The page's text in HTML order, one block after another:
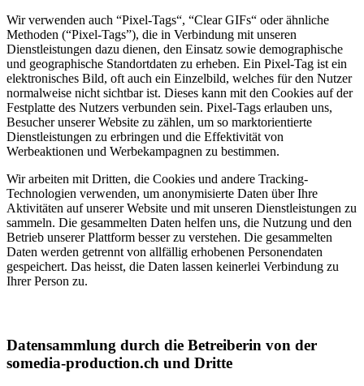
Wir verwenden auch “Pixel-Tags“, “Clear GIFs“ oder ähnliche
Methoden (“Pixel-Tags”), die in Verbindung mit unseren
Dienstleistungen dazu dienen, den Einsatz sowie demographische
und geographische Standortdaten zu erheben. Ein Pixel-Tag ist ein
elektronisches Bild, oft auch ein Einzelbild, welches für den Nutzer
normalweise nicht sichtbar ist. Dieses kann mit den Cookies auf der
Festplatte des Nutzers verbunden sein. Pixel-Tags erlauben uns,
Besucher unserer Website zu zählen, um so marktorientierte
Dienstleistungen zu erbringen und die Effektivität von
Werbeaktionen und Werbekampagnen zu bestimmen.
Wir arbeiten mit Dritten, die Cookies und andere Tracking-
Technologien verwenden, um anonymisierte Daten über Ihre
Aktivitäten auf unserer Website und mit unseren Dienstleistungen zu
sammeln. Die gesammelten Daten helfen uns, die Nutzung und den
Betrieb unserer Plattform besser zu verstehen. Die gesammelten
Daten werden getrennt von allfällig erhobenen Personendaten
gespeichert. Das heisst, die Daten lassen keinerlei Verbindung zu
Ihrer Person zu.
Datensammlung durch die Betreiberin von der
somedia-production.ch und Dritte